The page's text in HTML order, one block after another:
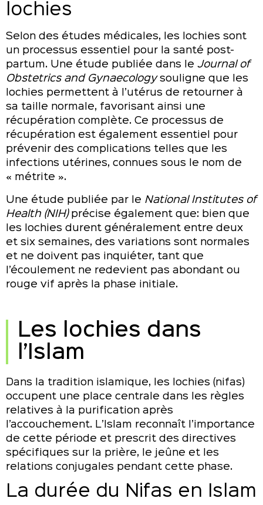
lochies
Selon des études médicales, les lochies sont
un processus essentiel pour la santé post-
partum. Une étude publiée dans le Journal of
Obstetrics and Gynaecologysouligne que les
lochies permettent à l’utérus de retourner à
sa taille normale, favorisant ainsi une
récupération complète. Ce processus de
récupération est également essentiel pour
prévenir des complications telles que les
infections utérines, connues sous le nom de
« métrite ».
Une étude publiée par le National Institutes of
Health (NIH)précise également que: bien que
les lochies durent généralement entre deux
et six semaines, des variations sont normales
et ne doivent pas inquiéter, tant que
l’écoulement ne redevient pas abondant ou
rouge vif après la phase initiale.
Les lochies dans
l’Islam
Dans la tradition islamique, les lochies (nifas)
occupent une place centrale dans les règles
relatives à la purification après
l’accouchement. L’Islam reconnaît l’importance
de cette période et prescrit des directives
spécifiques sur la prière, le jeûne et les
relations conjugales pendant cette phase.
La durée du Nifas en Islam